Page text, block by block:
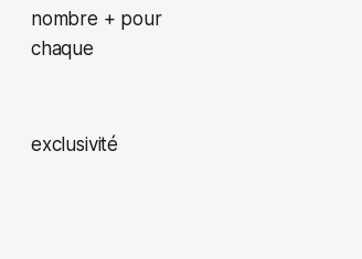
nombre + pour
chaque
exclusivité